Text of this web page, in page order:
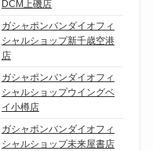
DCM上磯店
ガシャポンバンダイオフィ
シャルショップ新千歳空港
店
ガシャポンバンダイオフィ
シャルショップウイングベ
イ小樽店
ガシャポンバンダイオフィ
シャルショップ未来屋書店